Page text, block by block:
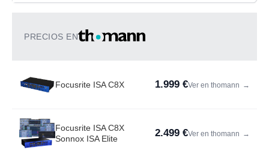
PRECIOS EN
Focusrite ISA C8X 1.999 €Ver en thomann →
Focusrite ISA C8X
Sonnox ISA Elite
2.499 €Ver en thomann →